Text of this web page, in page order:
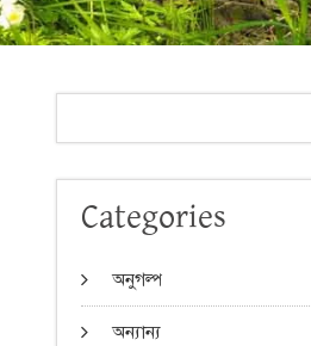
Categories
অনুগল্প
অন্যান্য